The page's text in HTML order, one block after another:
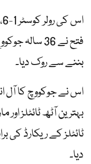
فتح نے 36
بننے سے روک دیا۔
اس نے جوکووچ کا آل
ٹائٹلز کے ریکارڈ کی
دیا۔